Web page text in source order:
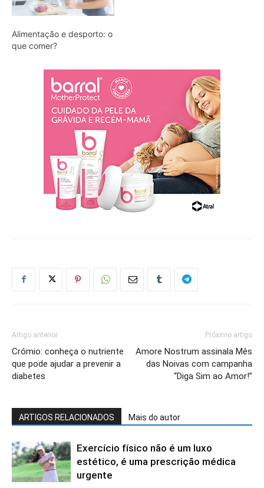
Alimentação e desporto: o
que comer?
Artigo anterior
Crómio: conheça o nutriente
que pode ajudar a prevenir a
diabetes
Próximo artigo
Amore Nostrum assinala Mês
das Noivas com campanha
“Diga Sim ao Amor!”
ARTIGOS RELACIONADOS Mais do autor
Exercício físico não é um luxo
estético, é uma prescrição médica
urgente